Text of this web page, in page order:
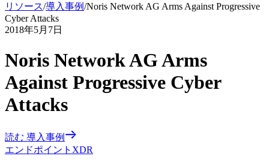
リソース/導入事例/Noris Network AG Arms Against Progressive
Cyber Attacks
2018年5月7日
Noris Network AG Arms
Against Progressive Cyber
Attacks
読む 導入事例
エンドポイント XDR